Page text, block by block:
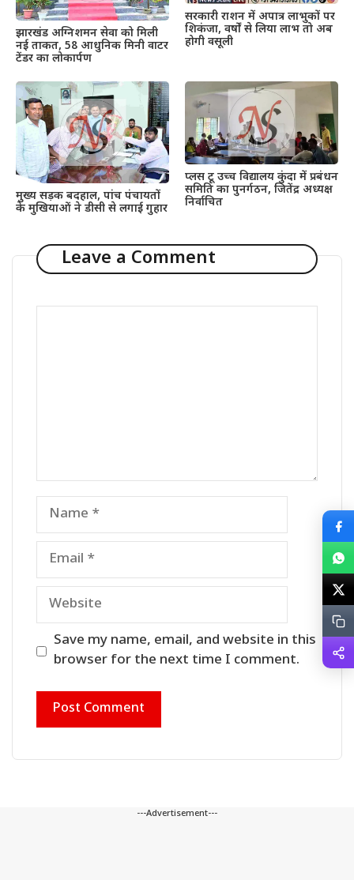
झारखंड अग्निशमन सेवा को मिली
नई ताकत, 58 आधुनिक मिनी वाटर
टेंडर का लोकार्पण
सरकारी राशन में अपात्र लाभुकों पर
शिकंजा, वर्षों से लिया लाभ तो अब
होगी वसूली
मुख्य सड़क बदहाल, पांच पंचायतों
के मुखियाओं ने डीसी से लगाई गुहार
प्लस टू उच्च विद्यालय कुंदा में प्रबंधन
समिति का पुनर्गठन, जितेंद्र अध्यक्ष
निर्वाचित
Leave a Comment
Name
Email
Website
Save my name, email, and website in this
browser for the next time I comment.
---Advertisement---